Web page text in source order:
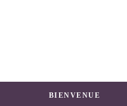
BIENVENUE